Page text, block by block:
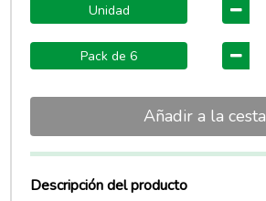
Unidad
Pack de 6
Añadir a la cesta
Descripción del producto